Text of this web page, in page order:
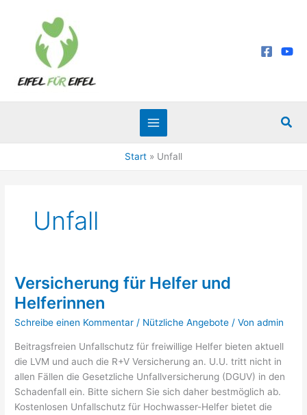
Start Unfall
Unfall
Versicherung für Helfer und
Helferinnen
Schreibe einen Kommentar / Nützliche Angebote / Vonadmin
Beitragsfreien Unfallschutz für freiwillige Helfer bieten aktuell
die LVM und auch die R+V Versicherung an. U.U. tritt nicht in
allen Fällen die Gesetzliche Unfallversicherung (DGUV) in den
Schadenfall ein. Bitte sichern Sie sich daher bestmöglich ab.
Kostenlosen Unfallschutz für Hochwasser-Helfer bietet die
Versicherung
für
Helfer
und
Helferinnen